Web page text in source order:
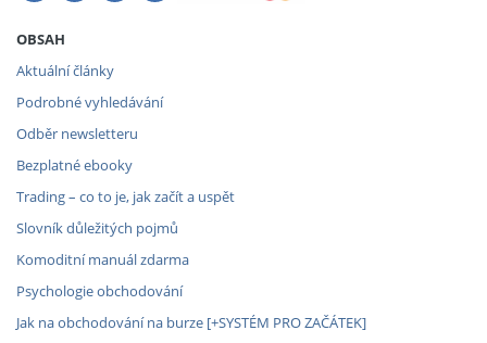
OBSAH
Aktuální články
Podrobné vyhledávání
Odběr newsletteru
Bezplatné ebooky
Trading – co to je, jak začít a uspět
Slovník důležitých pojmů
Komoditní manuál zdarma
Psychologie obchodování
Jak na obchodování na burze [+SYSTÉM PRO ZAČÁTEK]